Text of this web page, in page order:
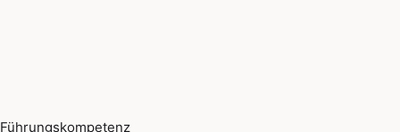
Führungskompetenz